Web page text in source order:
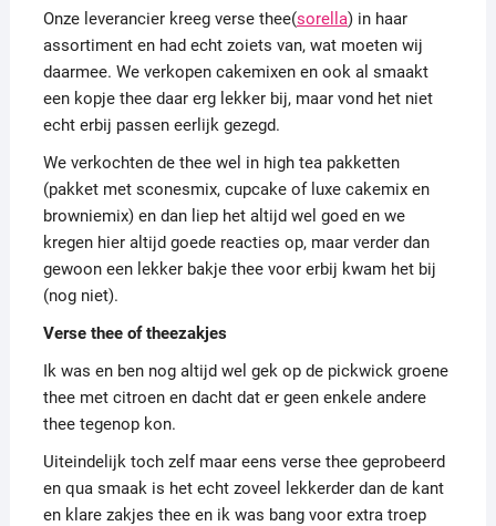
Onze leverancier kreeg verse thee(sorella) in haar
assortiment en had echt zoiets van, wat moeten wij
daarmee. We verkopen cakemixen en ook al smaakt
een kopje thee daar erg lekker bij, maar vond het niet
echt erbij passen eerlijk gezegd.
We verkochten de thee wel in high tea pakketten
(pakket met sconesmix, cupcake of luxe cakemix en
browniemix) en dan liep het altijd wel goed en we
kregen hier altijd goede reacties op, maar verder dan
gewoon een lekker bakje thee voor erbij kwam het bij
(nog niet).
Verse thee of theezakjes
Ik was en ben nog altijd wel gek op de pickwick groene
thee met citroen en dacht dat er geen enkele andere
thee tegenop kon.
Uiteindelijk toch zelf maar eens verse thee geprobeerd
en qua smaak is het echt zoveel lekkerder dan de kant
en klare zakjes thee en ik was bang voor extra troep